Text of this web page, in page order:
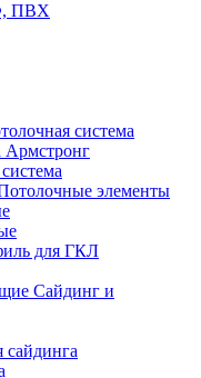
ПВХ
система
Армстронг
элементы
для ГКЛ
Сайдинг и